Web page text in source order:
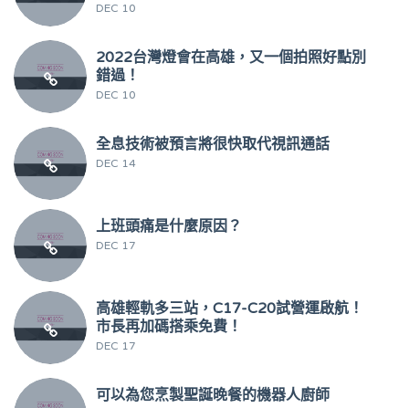
DEC 10
2022台灣燈會在高雄，又一個拍照好點別
錯過！
DEC 10
全息技術被預言將很快取代視訊通話
DEC 14
上班頭痛是什麼原因？
DEC 17
高雄輕軌多三站，C17-C20試營運啟航！
市長再加碼搭乘免費！
DEC 17
可以為您烹製聖誕晚餐的機器人廚師